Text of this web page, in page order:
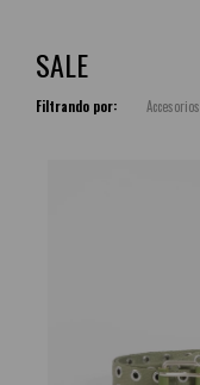
SALE
Filtrando por: Accesorios